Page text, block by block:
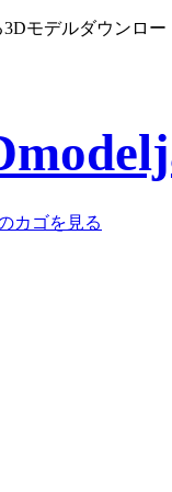
モデルダウンロ